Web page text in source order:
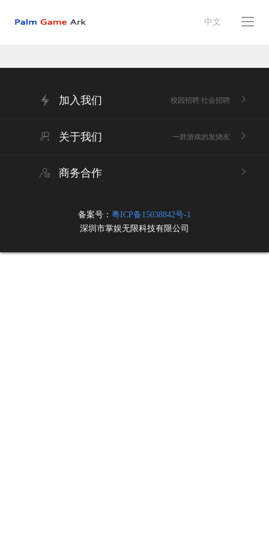
中文
加入我们 校园招聘 社会招聘
关于我们 一群游戏的发烧友
商务合作
备案号： 粤ICP备15038842号-1
深圳市掌娱无限科技有限公司